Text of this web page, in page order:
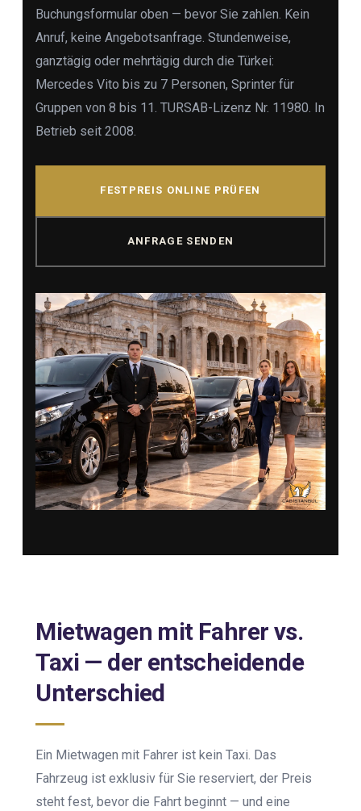
Buchungsformular oben — bevor Sie zahlen. Kein
Anruf, keine Angebotsanfrage. Stundenweise,
ganztägig oder mehrtägig durch die Türkei:
Mercedes Vito bis zu 7 Personen, Sprinter für
Gruppen von 8 bis 11. TURSAB-Lizenz Nr. 11980. In
Betrieb seit 2008.
FESTPREIS ONLINE PRÜFEN
ANFRAGE SENDEN
Mietwagen mit Fahrer vs.
Taxi — der entscheidende
Unterschied
Ein Mietwagen mit Fahrer ist kein Taxi. Das
Fahrzeug ist exklusiv für Sie reserviert, der Preis
steht fest, bevor die Fahrt beginnt — und eine